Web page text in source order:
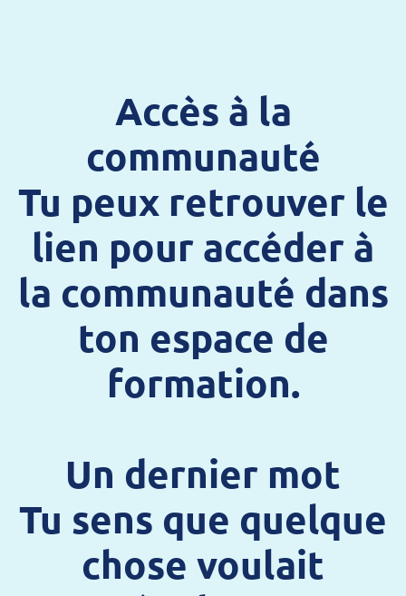
Accès à la
communauté
Tu peux retrouver le
lien pour accéder à
la communauté dans
ton espace de
formation.
Un dernier mot
Tu sens que quelque
chose voulait